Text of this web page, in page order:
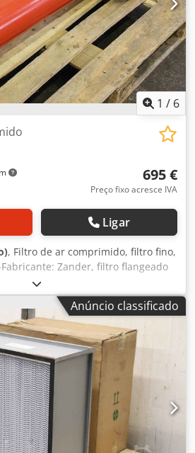
1 / 6
695 €
Preço fixo acresce IVA
Ligar
, Filtro de ar comprimido, filtro fino,
Zander, filtro flangeado
17 XA D 1ª etapa/elemento
20 litros -Pressão máxima de
DN 80 Chsdpfxjfwg H Ae An Ija
1 unidade -Dimensões:
72 kg
Anúncio classificado